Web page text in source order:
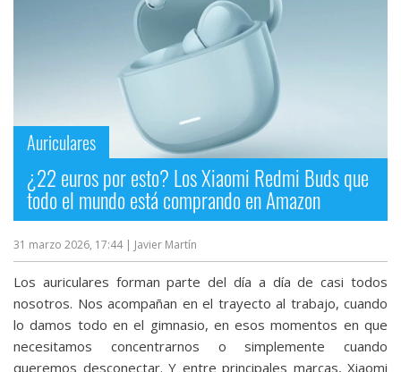
Auriculares
¿22 euros por esto? Los Xiaomi Redmi Buds que
todo el mundo está comprando en Amazon
31 marzo 2026, 17:44 | Javier Martín
Los auriculares forman parte del día a día de casi todos
nosotros. Nos acompañan en el trayecto al trabajo, cuando
lo damos todo en el gimnasio, en esos momentos en que
necesitamos concentrarnos o simplemente cuando
queremos desconectar. Y entre principales marcas, Xiaomi